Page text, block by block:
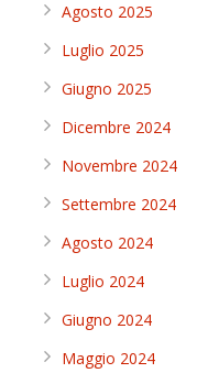
Agosto 2025
Luglio 2025
Giugno 2025
Dicembre 2024
Novembre 2024
Settembre 2024
Agosto 2024
Luglio 2024
Giugno 2024
Maggio 2024